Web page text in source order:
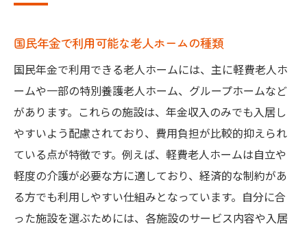
国民年金で利用可能な老人ホームの種類
国民年金で利用できる老人ホームには、主に軽費老人ホ
ームや一部の特別養護老人ホーム、グループホームなど
があります。これらの施設は、年金収入のみでも入居し
やすいよう配慮されており、費用負担が比較的抑えられ
ている点が特徴です。例えば、軽費老人ホームは自立や
軽度の介護が必要な方に適しており、経済的な制約があ
る方でも利用しやすい仕組みとなっています。自分に合
った施設を選ぶためには、各施設のサービス内容や入居